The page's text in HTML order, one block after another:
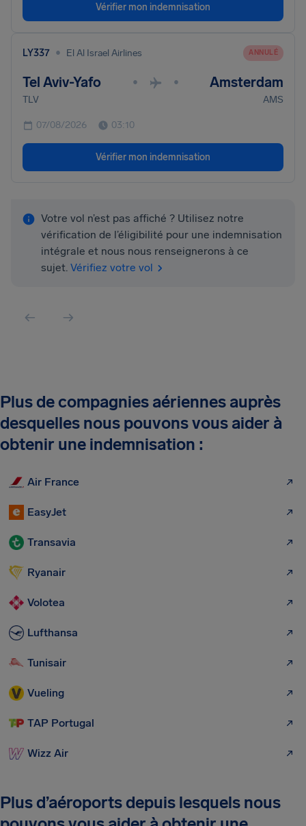
Vérifier mon indemnisation
LY337 • El Al Israel Airlines ANNULÉ
Tel Aviv-Yafo • • Amsterdam
TLV AMS
07/08/2026 03:10
Vérifier mon indemnisation
Votre vol n’est pas affiché ? Utilisez notre
vérification de l’éligibilité pour une indemnisation
intégrale et nous nous renseignerons à ce
sujet. Vérifiez votre vol
Plus de compagnies aériennes auprès
desquelles nous pouvons vous aider à
obtenir une indemnisation :
Air France
EasyJet
Transavia
Ryanair
Volotea
Lufthansa
Tunisair
Vueling
TAP Portugal
Wizz Air
Plus d’aéroports depuis lesquels nous